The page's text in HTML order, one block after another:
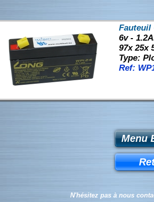
Menu
N'hésitez pas à nous
Fauteuil
6v -
97x 25x
Type:
Ref: